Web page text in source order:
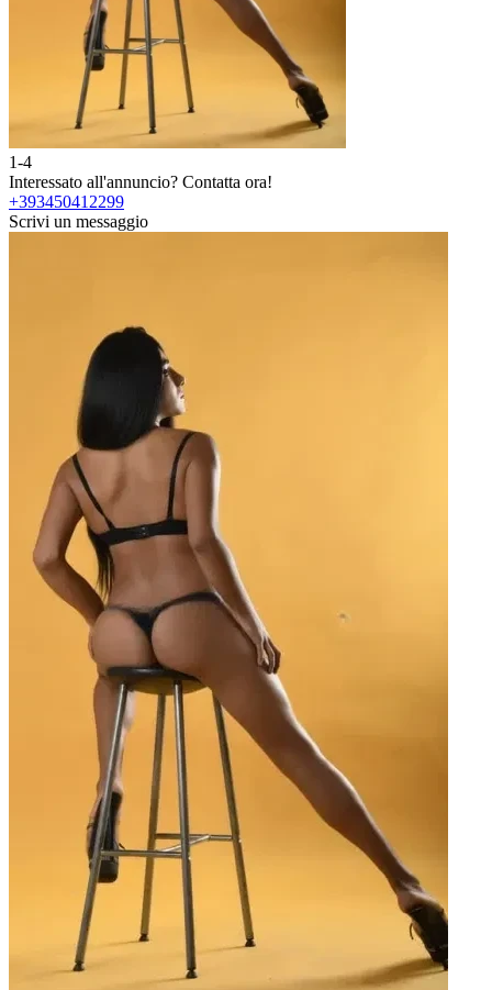
1-4
Interessato all'annuncio? Contatta ora!
+393450412299
Scrivi un messaggio